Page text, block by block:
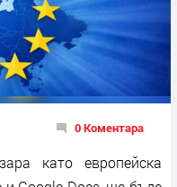
0 Коментара
като европейска